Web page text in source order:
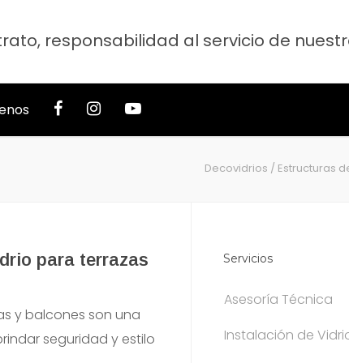
responsabilidad al servicio de
Decovidrios / Estructuras
para terrazas
y balcones son una
seguridad y estilo
Servicios
Asesoría Técnica
Instalación de